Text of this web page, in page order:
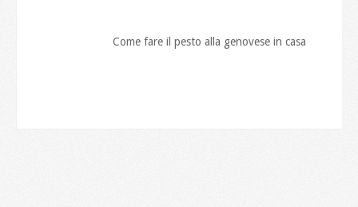
Come fare il pesto alla genovese in casa